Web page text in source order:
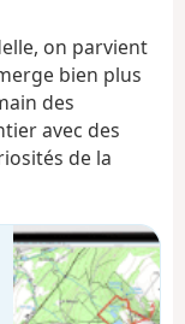
i
g
on parvient
bien plus
des
avec des
de la